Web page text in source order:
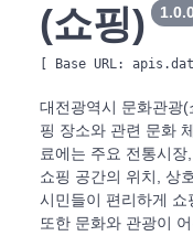
(쇼핑)
[ Base URL:
대전광역시 문화관광
핑 장소와 관련 문화
료에는 주요 전통시
쇼핑 공간의 위치, 상
시민들이 편리하게 쇼
또한 문화와 관광이